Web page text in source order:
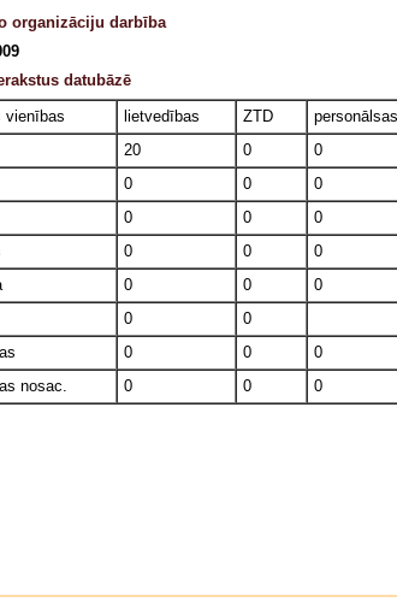
organizāciju darbība
datubāzē
vienības lietvedības ZTD
20 0
0
0 0
0
0 0
0
0 0
0
0 0
0
0
0
0 0
0
nosac.
0 0 0